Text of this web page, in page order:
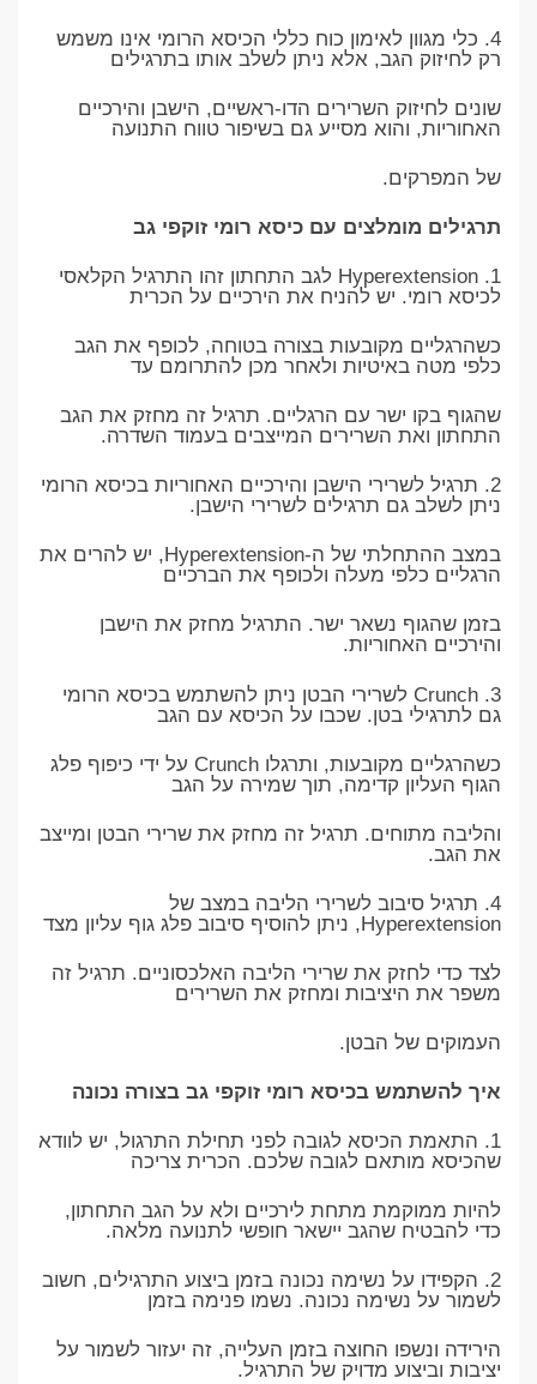
4. כלי מגוון לאימון כוח כללי הכיסא הרומי אינו משמש
רק לחיזוק הגב, אלא ניתן לשלב אותו בתרגילים
שונים לחיזוק השרירים הדו-ראשיים, הישבן והירכיים
האחוריות, והוא מסייע גם בשיפור טווח התנועה
של המפרקים.
תרגילים מומלצים עם כיסא רומי זוקפי גב
1. Hyperextension לגב התחתון זהו התרגיל הקלאסי
לכיסא רומי. יש להניח את הירכיים על הכרית
כשהרגליים מקובעות בצורה בטוחה, לכופף את הגב
כלפי מטה באיטיות ולאחר מכן להתרומם עד
שהגוף בקו ישר עם הרגליים. תרגיל זה מחזק את הגב
התחתון ואת השרירים המייצבים בעמוד השדרה.
2. תרגיל לשרירי הישבן והירכיים האחוריות בכיסא הרומי
ניתן לשלב גם תרגילים לשרירי הישבן.
במצב ההתחלתי של ה-Hyperextension, יש להרים את
הרגליים כלפי מעלה ולכופף את הברכיים
בזמן שהגוף נשאר ישר. התרגיל מחזק את הישבן
והירכיים האחוריות.
3. Crunch לשרירי הבטן ניתן להשתמש בכיסא הרומי
גם לתרגילי בטן. שכבו על הכיסא עם הגב
כשהרגליים מקובעות, ותרגלו Crunch על ידי כיפוף פלג
הגוף העליון קדימה, תוך שמירה על הגב
והליבה מתוחים. תרגיל זה מחזק את שרירי הבטן ומייצב
את הגב.
4. תרגיל סיבוב לשרירי הליבה במצב של
Hyperextension, ניתן להוסיף סיבוב פלג גוף עליון מצד
לצד כדי לחזק את שרירי הליבה האלכסוניים. תרגיל זה
משפר את היציבות ומחזק את השרירים
העמוקים של הבטן.
איך להשתמש בכיסא רומי זוקפי גב בצורה נכונה
1. התאמת הכיסא לגובה לפני תחילת התרגול, יש לוודא
שהכיסא מותאם לגובה שלכם. הכרית צריכה
להיות ממוקמת מתחת לירכיים ולא על הגב התחתון,
כדי להבטיח שהגב יישאר חופשי לתנועה מלאה.
2. הקפידו על נשימה נכונה בזמן ביצוע התרגילים, חשוב
לשמור על נשימה נכונה. נשמו פנימה בזמן
הירידה ונשפו החוצה בזמן העלייה, זה יעזור לשמור על
יציבות וביצוע מדויק של התרגיל.